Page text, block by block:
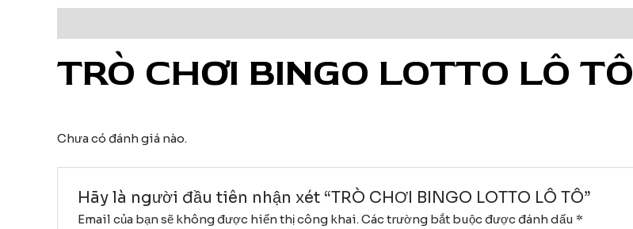
TRÒ CHƠI BINGO LOTTO LÔ TÔ
Chưa có đánh giá nào.
Hãy là người đầu tiên nhận xét “TRÒ CHƠI BINGO LOTTO LÔ TÔ”
Email của bạn sẽ không được hiển thị công khai.Các trường bắt buộc được đánh dấu *